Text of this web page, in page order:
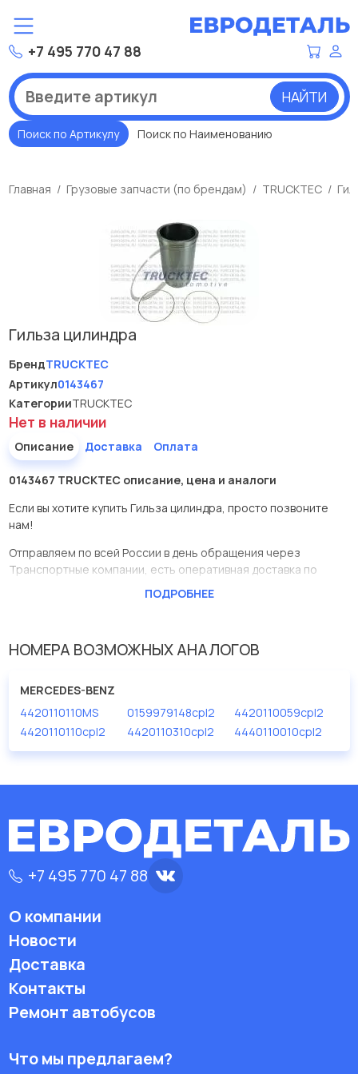
+7 495 770 47 88
НАЙТИ
Поиск по Артикулу Поиск по Наименованию
Главная Грузовые запчасти (по брендам) TRUCKTEC
Гильза цилиндра
БрендTRUCKTEC
Артикул0143467
КатегорииTRUCKTEC
Нет в наличии
Описание Доставка Оплата
0143467 TRUCKTEC описание, цена и аналоги
Если вы хотите купить Гильза цилиндра, просто позвоните
нам!
Отправляем по всей России в день обращения через
Транспортные компании, есть оперативная доставка по
У данной детали есть аналоги с номерами, убедитесь сами.
в большом ассортименте.
Мы продаем сертифицированные колодки тормозные
дисковые с гарантией от производителя TRUCKTEC.
ПОДРОБНЕЕ
НОМЕРА ВОЗМОЖНЫХ АНАЛОГОВ
MERCEDES-BENZ
4420110110MS
0159979148cpl2
4420110059cpl2
4420110110cpl2
4420110310cpl2 4440110010cpl2
+7 495 770 47 88
О компании
Новости
Доставка
Контакты
Ремонт автобусов
Что мы предлагаем?